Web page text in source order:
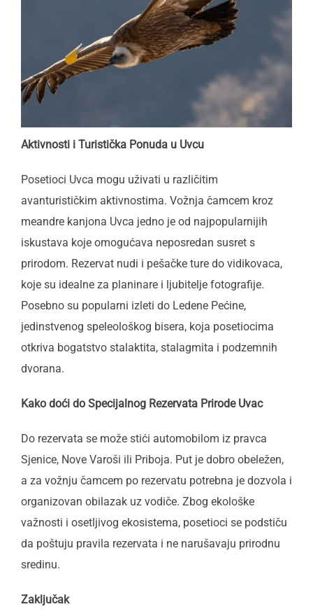
Aktivnosti i Turistička Ponuda u Uvcu
Posetioci Uvca mogu uživati u različitim
avanturističkim aktivnostima. Vožnja čamcem kroz
meandre kanjona Uvca jedno je od najpopularnijih
iskustava koje omogućava neposredan susret s
prirodom. Rezervat nudi i pešačke ture do vidikovaca,
koje su idealne za planinare i ljubitelje fotografije.
Posebno su popularni izleti do Ledene Pećine,
jedinstvenog speleološkog bisera, koja posetiocima
otkriva bogatstvo stalaktita, stalagmita i podzemnih
dvorana.
Kako doći do Specijalnog Rezervata Prirode Uvac
Do rezervata se može stići automobilom iz pravca
Sjenice, Nove Varoši ili Priboja. Put je dobro obeležen,
a za vožnju čamcem po rezervatu potrebna je dozvola i
organizovan obilazak uz vodiče. Zbog ekološke
važnosti i osetljivog ekosistema, posetioci se podstiču
da poštuju pravila rezervata i ne narušavaju prirodnu
sredinu.
Zaključak